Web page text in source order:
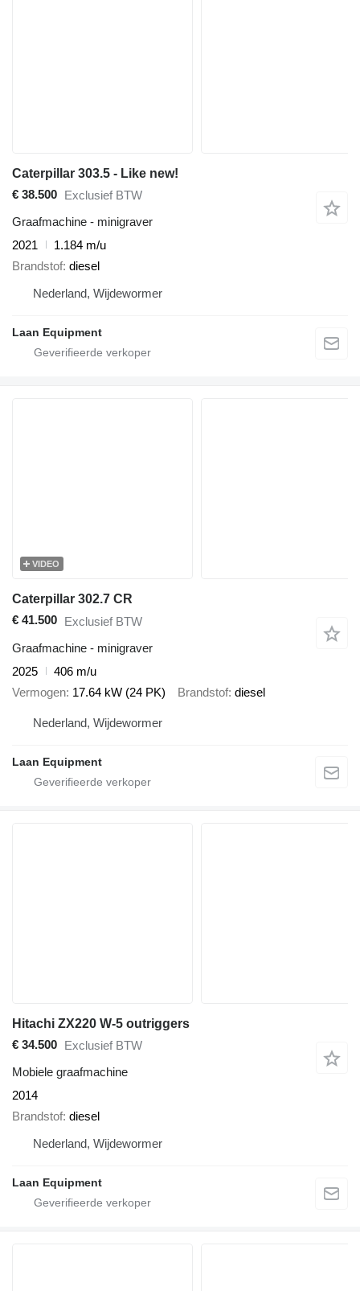
Caterpillar 303.5 - Like new!
€ 38.500
Exclusief BTW
Graafmachine - minigraver
2021
1.184 m/u
Brandstof diesel
Nederland, Wijdewormer
Laan Equipment
VIDEO
Caterpillar 302.7 CR
€ 41.500 Exclusief BTW
Graafmachine - minigraver
2025
406 m/u
Vermogen 17.64 kW (24 PK) Brandstof diesel
Nederland, Wijdewormer
Laan Equipment
Hitachi ZX220 W-5 outriggers
€ 34.500 Exclusief BTW
Mobiele graafmachine
2014
Brandstof diesel
Nederland, Wijdewormer
Laan Equipment